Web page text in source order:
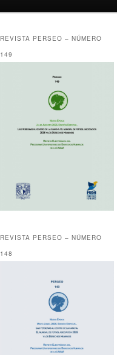
REVISTA PERSEO – NÚMERO
149
REVISTA PERSEO – NÚMERO
148